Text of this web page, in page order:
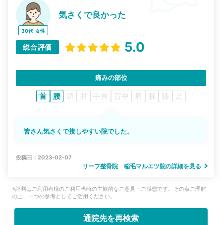
30代 女性
気さくで良かった
総合評価 5.0
痛みの部位
首 腰 頭 肘 手首 背中 肩 腕 膝 足
皆さん気さくで接しやすい院でした。
投稿日：2023-02-07
リーフ整骨院 稲毛マルエツ院の詳細を見る
※評判はご利用者様のご利用当時の主観的なご意見・ご感想です。その点ご理解
の上、一つの参考としてご活用ください。
通院先を再検索